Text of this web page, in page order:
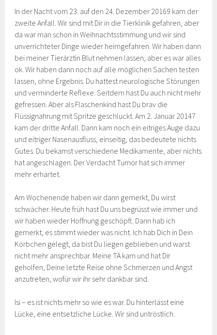
In der Nacht vom 23. auf den 24. Dezember 20169 kam der
zweite Anfall. Wir sind mit Dir in die Tierklinik gefahren, aber
da war man schon in Weihnachtsstimmung und wir sind
unverrichteter Dinge wieder heimgefahren. Wir haben dann
bei meiner Tierärztin Blut nehmen lassen, aber es war alles
ok. Wir haben dann noch auf alle möglichen Sachen testen
lassen, ohne Ergebnis. Du hattest neurologische Störungen
und verminderte Reflexe. Seitdem hast Du auch nicht mehr
gefressen. Aber als Flaschenkind hast Du brav die
Flüssignahrung mit Spritze geschluckt. Am 2. Januar 20147
kam der dritte Anfall. Dann kam noch ein eitriges Auge dazu
und eitriger Nasenausfluss, einseitig, das bedeutete nichts
Gutes. Du bekamst verschiedene Medikamente, aber nichts
hat angeschlagen. Der Verdacht Tumor hat sich immer
mehr erhärtet.
Am Wochenende haben wir dann gemerkt, Du wirst
schwächer. Heute früh hast Du uns begrüsst wie immer und
wir haben wieder Hoffnung geschöpft. Dann hab ich
gemerkt, es stimmt wieder was nicht. Ich hab Dich in Dein
Körbchen gelegt, da bist Du liegen geblieben und warst
nicht mehr ansprechbar. Meine TÄ kam und hat Dir
geholfen, Deine letzte Reise ohne Schmerzen und Angst
anzutreten, wofür wir ihr sehr dankbar sind.
Isi – es ist nichts mehr so wie es war. Du hinterlässt eine
Lücke, eine entsetzliche Lücke. Wir sind untröstlich.